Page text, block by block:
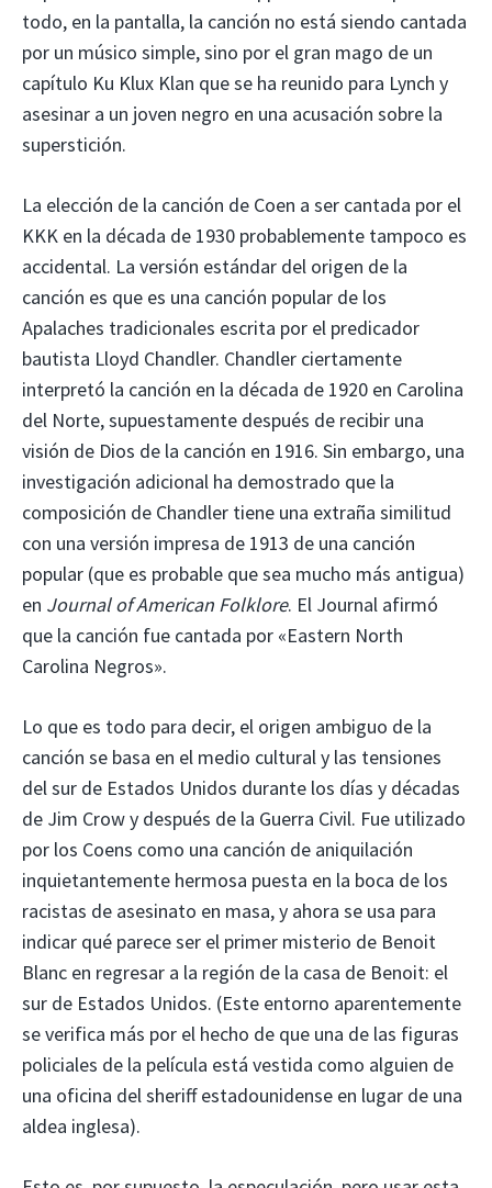
todo, en la pantalla, la canción no está siendo cantada
por un músico simple, sino por el gran mago de un
capítulo Ku Klux Klan que se ha reunido para Lynch y
asesinar a un joven negro en una acusación sobre la
superstición.
La elección de la canción de Coen a ser cantada por el
KKK en la década de 1930 probablemente tampoco es
accidental. La versión estándar del origen de la
canción es que es una canción popular de los
Apalaches tradicionales escrita por el predicador
bautista Lloyd Chandler. Chandler ciertamente
interpretó la canción en la década de 1920 en Carolina
del Norte, supuestamente después de recibir una
visión de Dios de la canción en 1916. Sin embargo, una
investigación adicional ha demostrado que la
composición de Chandler tiene una extraña similitud
con una versión impresa de 1913 de una canción
popular (que es probable que sea mucho más antigua)
en Journal of American Folklore. El Journal afirmó
que la canción fue cantada por «Eastern North
Carolina Negros».
Lo que es todo para decir, el origen ambiguo de la
canción se basa en el medio cultural y las tensiones
del sur de Estados Unidos durante los días y décadas
de Jim Crow y después de la Guerra Civil. Fue utilizado
por los Coens como una canción de aniquilación
inquietantemente hermosa puesta en la boca de los
racistas de asesinato en masa, y ahora se usa para
indicar qué parece ser el primer misterio de Benoit
Blanc en regresar a la región de la casa de Benoit: el
sur de Estados Unidos. (Este entorno aparentemente
se verifica más por el hecho de que una de las figuras
policiales de la película está vestida como alguien de
una oficina del sheriff estadounidense en lugar de una
aldea inglesa).